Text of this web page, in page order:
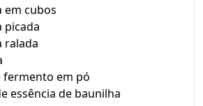
em cubos
picada
ralada
fermento em pó
essência de baunilha